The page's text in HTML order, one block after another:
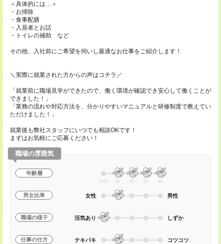
＜具体的には…＞
・お掃除
・食事配膳
・入居者とお話
・トイレの補助 など
その他、入社前にご希望を伺いし最適なお仕事をご紹介します！
＼実際に就業された方からの声はコチラ／
「就業前に職場見学ができたので、働く環境が確認でき安心して働くことが
できました！」
「業務の流れや対応方法を、分かりやすいマニュアルと研修制度で教えてい
ただけました！」
就業後も弊社スタッフにいつでも相談OKです！
まずはお気軽にご応募ください！
職場の雰囲気
年齢層
20代 30 40 50 60
男女比率 女性 男性
職場の様子 活気あり しずか
仕事の仕方 テキパキ コツコツ